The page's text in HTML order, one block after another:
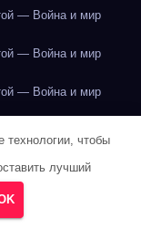
— Война и мир
— Война и мир
— Война и мир
— Война и мир
— Война и мир
технологии, чтобы
лучший